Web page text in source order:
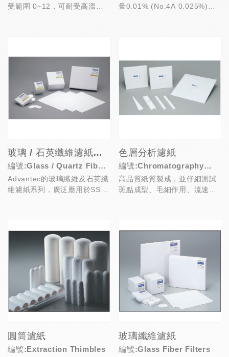
受範圍 0~12，可耐受高溫達
量0.01% (No.4A 0.025%)，
玻璃 / 石英纖維濾紙規格與應用
編號:Glass / Quartz Fiber
Filters Applications
Advantec的玻璃纖維及石英纖
維濾紙系列，廣泛應用於SS
色層分析濾紙
編號:Chromatography
Papers
高品質紙質製成，並仔細測試
斑點成型、毛細作用、流速及
圓筒濾紙
編號:Extraction Thimbles
玻璃纖維濾紙
編號:Glass Fiber Filters